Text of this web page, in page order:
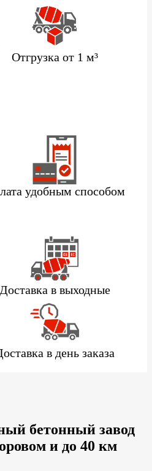
Отгрузка от 1 м³
удобным способом
Доставка в выходные
в день заказа
бетонный завод
и до 40 км